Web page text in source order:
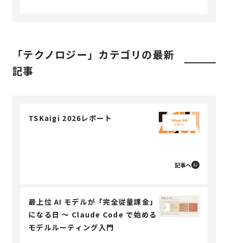
「テクノロジー」カテゴリの最新
記事
TSKaigi 2026レポート
記事へ
最上位 AI モデルが「完全従量課金」
になる日 〜 Claude Code で始める
モデルルーティング入門